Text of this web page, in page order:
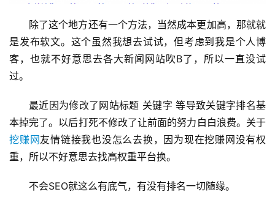
挖
赚
简
手
赚
除了这个地方还有一个方法，当然成本更加高，那就就
是发布软文。这个虽然我想去试试，但考虑到我是个人博
客，也就不好意思去各大新闻网站吹B了，所以一直没试
过。
最近因为修改了网站标题 关键字 等导致关键字排名基
本掉完了。以后打死不修改了让前面的努力白白浪费。关于
挖赚网友情链接我也没怎么去换，因为现在挖赚网没有权
重，所以不好意思去找高权重平台换。
不会SEO就这么有底气，有没有排名一切随缘。